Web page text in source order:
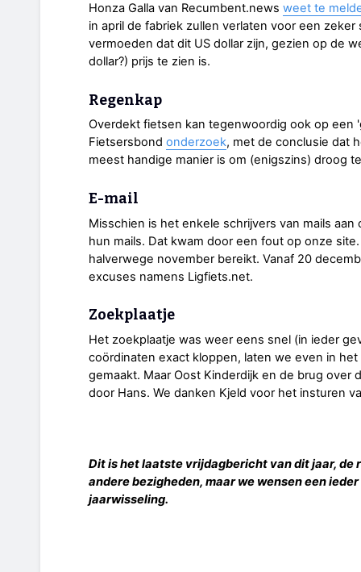
Honza Galla van Recumbent.news weet te
in april de fabriek zullen verlaten voor een
vermoeden dat dit US dollar zijn, gezien op de
dollar?) prijs te zien is.
Regenkap
Overdekt fietsen kan tegenwoordig ook op
Fietsersbond onderzoek, met de conclusie dat
meest handige manier is om (enigszins) droog
E-mail
Misschien is het enkele schrijvers van mails
hun mails. Dat kwam door een fout op onze
halverwege november bereikt. Vanaf 20
excuses namens Ligfiets.net.
Zoekplaatje
Het zoekplaatje was weer eens snel (in ieder
coördinaten exact kloppen, laten we even in
gemaakt. Maar Oost Kinderdijk en de brug over
door Hans. We danken Kjeld voor het insturen
Dit is het laatste vrijdagbericht van dit jaar, de
andere bezigheden, maar we wensen een
jaarwisseling.